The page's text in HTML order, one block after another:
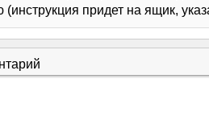
(инструкция придет на ящик,